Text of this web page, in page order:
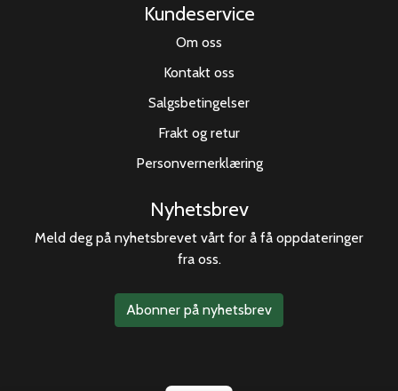
Kundeservice
Om oss
Kontakt oss
Salgsbetingelser
Frakt og retur
Personvernerklæring
Nyhetsbrev
Meld deg på nyhetsbrevet vårt for å få oppdateringer
fra oss.
Abonner på nyhetsbrev